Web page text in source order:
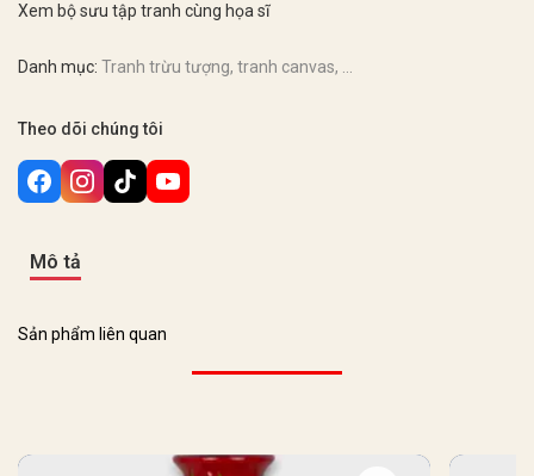
Xem bộ sưu tập tranh cùng họa sĩ
Danh mục: Tranh trừu tượng, tranh canvas, ...
Theo dõi chúng tôi
Mô tả
Sản phẩm liên quan